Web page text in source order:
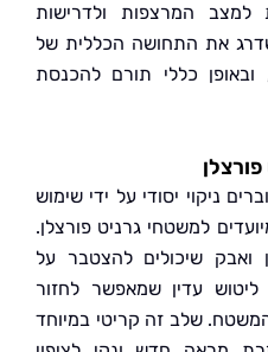
ולדרישות
הכללית של
תורם להכנסת
יסודי על ידי שימוש
גרניט פורצלן.
להצטבר על
שמאפשר לחזור
זה קריטי במיוחד